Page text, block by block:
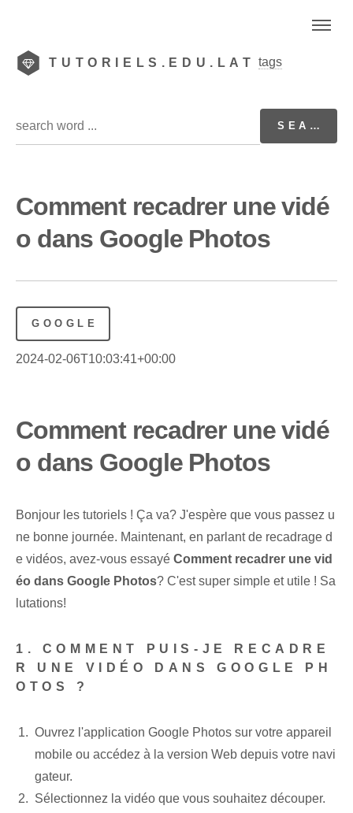
TUTORIELS.EDU.LAT tags
Comment recadrer une vidé
o dans Google Photos
GOOGLE
2024-02-06T10:03:41+00:00
Comment recadrer une vidé
o dans Google Photos
Bonjour les tutoriels ! Ça va? J'espère que vous passez u
ne bonne journée. Maintenant, en parlant de recadrage d
e vidéos, avez-vous essayé Comment recadrer une vid
éo dans Google Photos? C'est super simple et utile ! Sa
lutations!
1. COMMENT PUIS-JE RECADRE
R UNE VIDÉO DANS GOOGLE PH
OTOS ?
Ouvrez l'application Google Photos sur votre appareil
mobile ou accédez à la version Web depuis votre navi
gateur.
Sélectionnez la vidéo que vous souhaitez découper.